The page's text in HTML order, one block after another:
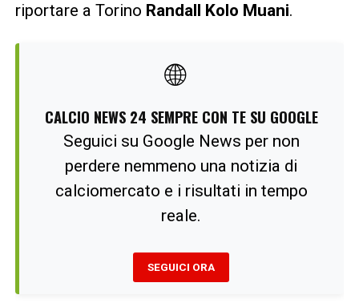
riportare a Torino Randall Kolo Muani.
🌐
CALCIO NEWS 24 SEMPRE CON TE SU GOOGLE
Seguici su Google News per non
perdere nemmeno una notizia di
calciomercato e i risultati in tempo
reale.
SEGUICI ORA